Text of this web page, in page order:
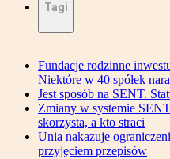
Tagi
Fundacje rodzinne
Niektóre w 40 spółek
Jest sposób na SENT.
Zmiany w systemie
skorzysta, a kto straci
Unia nakazuje
przyjęciem przepisów